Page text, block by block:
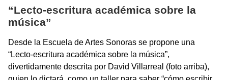
“Lecto-escritura académica sobre la
música”
Desde la Escuela de Artes Sonoras se propone una
“Lecto-escritura académica sobre la música”,
divertidamente descrita por David Villarreal (foto arriba),